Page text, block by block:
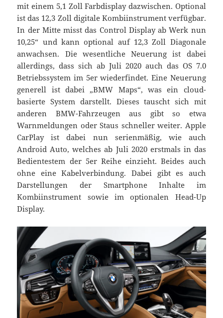
mit einem 5,1 Zoll Farbdisplay dazwischen. Optional
ist das 12,3 Zoll digitale Kombiinstrument verfügbar.
In der Mitte misst das Control Display ab Werk nun
10,25“ und kann optional auf 12,3 Zoll Diagonale
anwachsen. Die wesentliche Neuerung ist dabei
allerdings, dass sich ab Juli 2020 auch das OS 7.0
Betriebssystem im 5er wiederfindet. Eine Neuerung
generell ist dabei „BMW Maps“, was ein cloud-
basierte System darstellt. Dieses tauscht sich mit
anderen BMW-Fahrzeugen aus gibt so etwa
Warnmeldungen oder Staus schneller weiter. Apple
CarPlay ist dabei nun serienmäßig, wie auch
Android Auto, welches ab Juli 2020 erstmals in das
Bedientestem der 5er Reihe einzieht. Beides auch
ohne eine Kabelverbindung. Dabei gibt es auch
Darstellungen der Smartphone Inhalte im
Kombiinstrument sowie im optionalen Head-Up
Display.